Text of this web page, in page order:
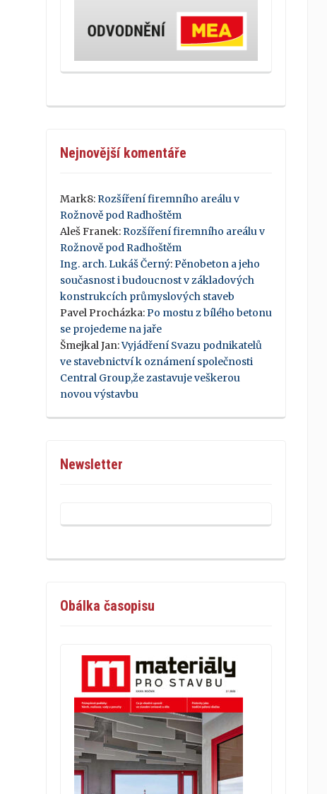
Nejnovější komentáře
Mark8:Rozšíření firemního areálu v
Rožnově pod Radhoštěm
Aleš Franek:Rozšíření firemního areálu v
Rožnově pod Radhoštěm
Ing. arch. Lukáš Černý:Pěnobeton a jeho
současnost i budoucnost v základových
konstrukcích průmyslových staveb
Pavel Procházka:Po mostu z bílého betonu
se projedeme na jaře
Šmejkal Jan:Vyjádření Svazu podnikatelů
ve stavebnictví k oznámení společnosti
Central Group,že zastavuje veškerou
novou výstavbu
Newsletter
Obálka časopisu